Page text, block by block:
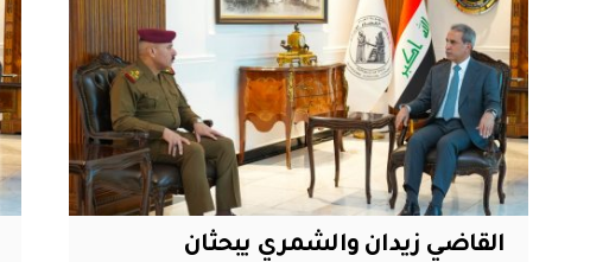
القاضي زيدان والشمري يبحثان